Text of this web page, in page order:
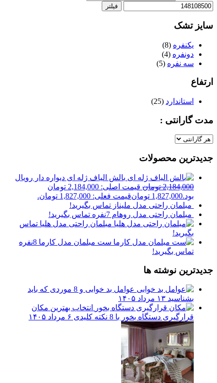
فیلتر
سایز تشک
یکنفره (8)
دونفره (4)
سه نفره (5)
ارتفاع
استاندارد (25)
مدت گارانتی :
جدیدترین محصولات
بالش الیاف ژله ای دیواره دار رویال
2,184,000 تومان
قیمت اصلی: 2,184,000 تومان
بود.1,827,000 تومانقیمت فعلی: 1,827,000 تومان.
مبلمان راحتی مدل ملیناز تماس بگیرید!
مبلمان راحتی مدل روهام 7نفره
تماس بگیرید!
مبلمان راحتی مدل هلیا تماس
بگیرید!
ست مبلمان مدل کارما 8نفره
تماس بگیرید!
جدیدترین نوشته ها
عوامل بد خوابی و 8 موردی که باید
بشناسید ۱۳ مرداد ۱۴۰۵
انتخاب بهترین مکان
قرارگیری دستگاه بخور با 8 نکته کلیدی
۶ مرداد ۱۴۰۵